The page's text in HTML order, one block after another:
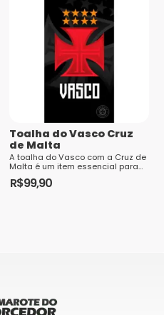
são
Toalha do Vasco Cruz
de Malta
A toalha do Vasco com a Cruz de
Malta é um item essencial para
os torcedores apaixonados pelo
clube.Posso te contar tudo sobre
R$99,90